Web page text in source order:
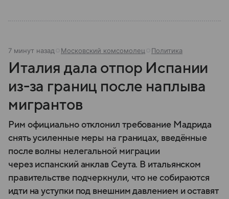
7 минут назад Московский комсомолец Политика
Италия дала отпор Испании
из-за границ после наплыва
мигрантов
Рим официально отклонил требование Мадрида
снять усиленные меры на границах, введённые
после волны нелегальной миграции
через испанский анклав Сеута. В итальянском
правительстве подчеркнули, что не собираются
идти на уступки под внешним давлением и оставят